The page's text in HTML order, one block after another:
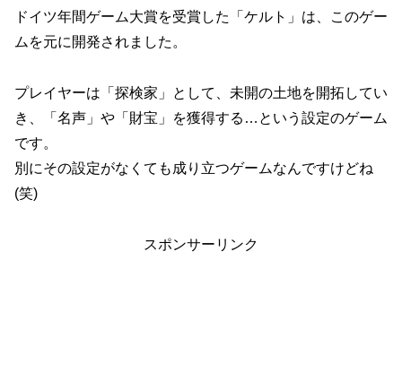
ドイツ年間ゲーム大賞を受賞した「ケルト」は、このゲー
ムを元に開発されました。
プレイヤーは「探検家」として、未開の土地を開拓してい
き、「名声」や「財宝」を獲得する…という設定のゲーム
です。
別にその設定がなくても成り立つゲームなんですけどね
(笑)
スポンサーリンク